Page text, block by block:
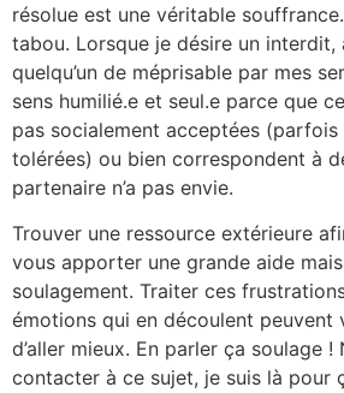
résolue est une véritable souffrance.
tabou. Lorsque je désire un interdit,
quelqu’un de méprisable par mes
sens humilié.e et seul.e parce que
pas socialement acceptées (parfois
tolérées) ou bien correspondent à
partenaire n’a pas envie.
Trouver une ressource extérieure
vous apporter une grande aide
soulagement. Traiter ces
émotions qui en découlent peuvent
d’aller mieux. En parler ça soulage !
contacter à ce sujet, je suis là pour